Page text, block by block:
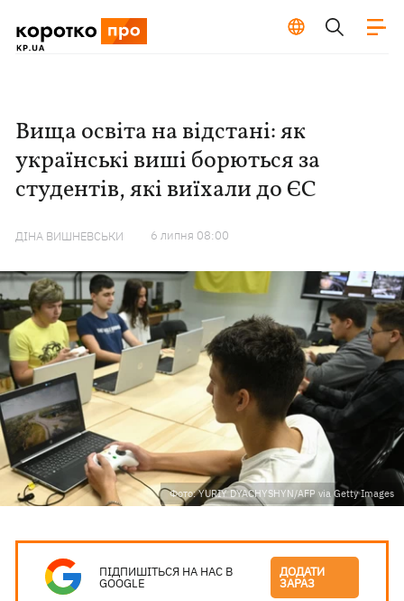
Вища освіта на відстані: як
українські виші борються за
студентів, які виїхали до ЄС
ДІНА ВИШНЕВСЬКИ 6 липня 08:00
Фото: YURIY DYACHYSHYN/AFP via Getty Images
ПІДПИШІТЬСЯ НА НАС В
GOOGLE
ДОДАТИ
ЗАРАЗ